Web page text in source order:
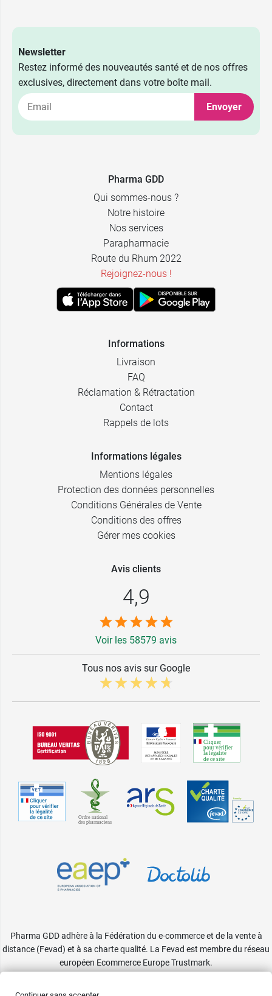
Lame n°11 9,59 €
Newsletter
Restez informé des nouveautés santé et de nos offres
exclusives, directement dans votre boîte mail.
Envoyer
Pharma GDD
Qui sommes-nous ?
Notre histoire
Nos services
Parapharmacie
Route du Rhum 2022
Rejoignez-nous !
Informations
Livraison
FAQ
Réclamation & Rétractation
Contact
Rappels de lots
Informations légales
Mentions légales
Protection des données personnelles
Conditions Générales de Vente
Conditions des offres
Gérer mes cookies
Avis clients
4,9
Voir les 58579 avis
Tous nos avis sur Google
Pharma GDD adhère à la Fédération du e-commerce et de la vente à
distance (Fevad) et à sa charte qualité. La Fevad est membre du réseau
européen Ecommerce Europe Trustmark.